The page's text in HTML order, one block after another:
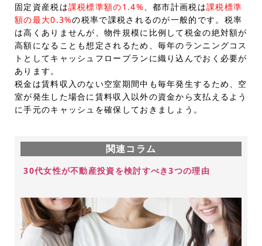
固定資産税は課税標準額の1.4% 、都市計画税は課税標準
額の最大0.3%の税率で課税されるのが一般的です。税率
は高くありませんが、物件規模に比例して税金の絶対額が
高額になることも想定されるため、毎年のランニングコス
トとしてキャッシュフロープランに織り込んでおく必要が
あります。
税金は賃料収入のない空室期間中も毎年発生するため、空
室が発生した場合に賃料収入以外の資金から支払えるよう
に手元のキャッシュを確保しておきましょう。
関連コラム
30代女性が不動産投資を検討すべき3つの理由